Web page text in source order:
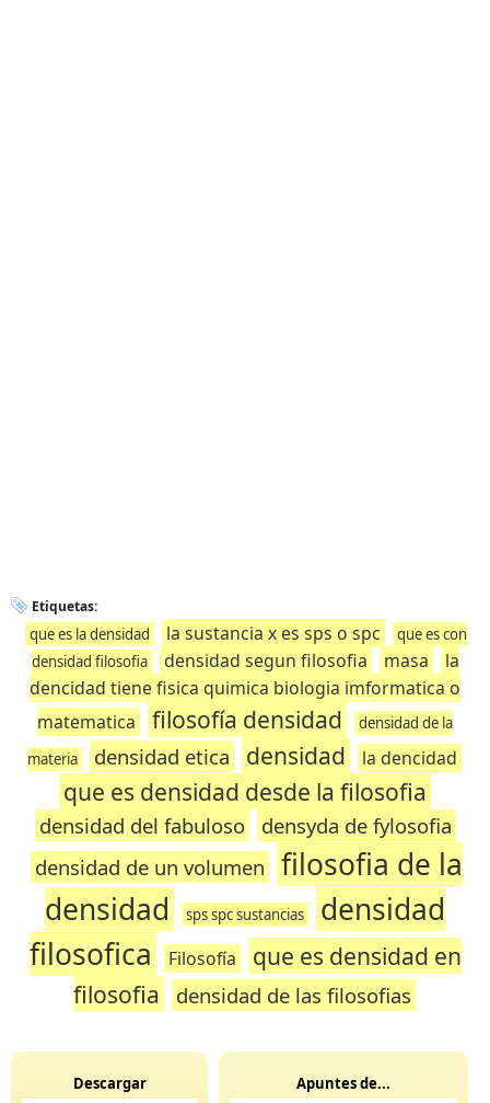
Etiquetas:
que es la densidad la sustancia x es sps o spc
que es con
densidad filosofia
densidad segun filosofia masa
la
dencidad tiene fisica quimica biologia imformatica o
matematica
filosofía densidad
densidad de la
materia
densidad etica densidad la dencidad
que es densidad desde la filosofia
densidad del fabuloso
densyda de fylosofia
densidad de un volumen
filosofia de la
densidad
sps spc sustancias
densidad
filosofica
Filosofía
que es densidad en
filosofia
densidad de las filosofias
Descargar Apuntes de...